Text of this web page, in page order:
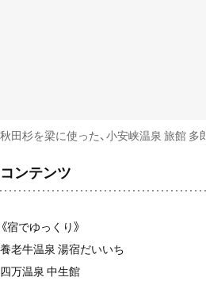
秋田杉を梁に使った、小安峡温泉 旅館 多
コンテンツ
《宿でゆっくり》
養老牛温泉 湯宿だいいち
四万温泉 中生館